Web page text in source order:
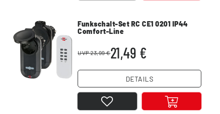
Funkschalt-Set RC CE1 0201 IP44
Comfort-Line
UVP 23,99 €21,49 €
DETAILS